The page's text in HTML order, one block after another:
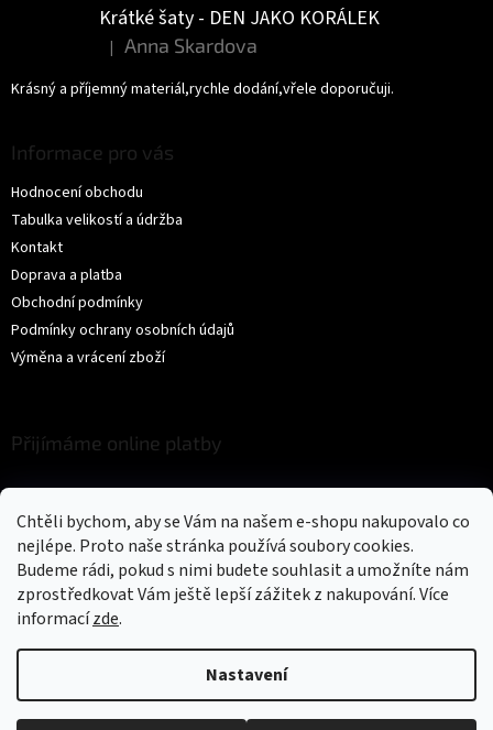
Chtěli bychom, aby se Vám na našem e-shopu nakupovalo co
nejlépe. Proto naše stránka používá soubory cookies.
Budeme rádi, pokud s nimi budete souhlasit a umožníte nám
zprostředkovat Vám ještě lepší zážitek z nakupování.Více
informacízde.
Nastavení
Krátké šaty - DEN JAKO KORÁLEK
Hodnocení produktu je 5 z 5 hvězdiček.
| Anna Skardova
Krásný a příjemný materiál,rychle dodání,vřele doporučuji.
Informace pro vás
Hodnocení obchodu
Tabulka velikostí a údržba
Kontakt
Doprava a platba
Obchodní podmínky
Podmínky ochrany osobních údajů
Výměna a vrácení zboží
Přijímáme online platby
Vytvořil Shoptet
. Všechna práva vyhrazena.
cookies